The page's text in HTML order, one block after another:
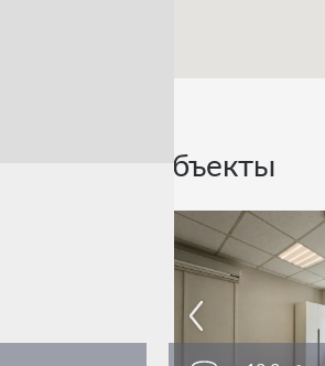
Похожие объекты